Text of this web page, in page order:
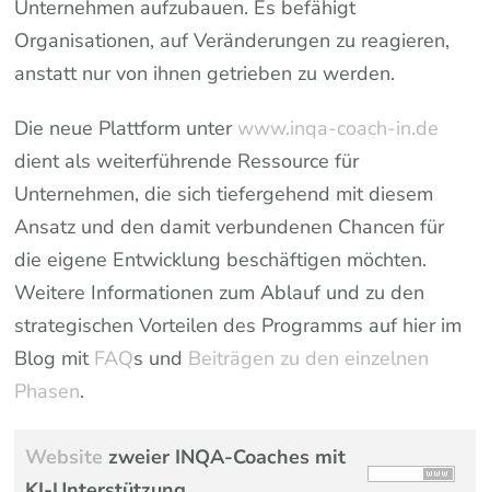
Unternehmen aufzubauen. Es befähigt
Organisationen, auf Veränderungen zu reagieren,
anstatt nur von ihnen getrieben zu werden.
Die neue Plattform unter www.inqa-coach-in.de
dient als weiterführende Ressource für
Unternehmen, die sich tiefergehend mit diesem
Ansatz und den damit verbundenen Chancen für
die eigene Entwicklung beschäftigen möchten.
Weitere Informationen zum Ablauf und zu den
strategischen Vorteilen des Programms auf hier im
Blog mit FAQs und Beiträgen zu den einzelnen
Phasen.
Website zweier INQA-Coaches mit